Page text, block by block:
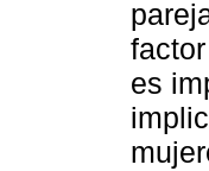
es